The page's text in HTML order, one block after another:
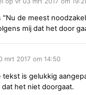
"Nu de meest
mij dat het door
mrt 2017 om 14:50
tekst is gelukkig
het niet doorgaat.